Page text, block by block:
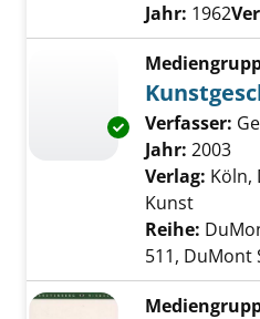
Jahr: 1962
Exemplar-
Verfasser:
Jahr: 2003
Verlag: Köln,
Kunst
Reihe:
511, DuMont